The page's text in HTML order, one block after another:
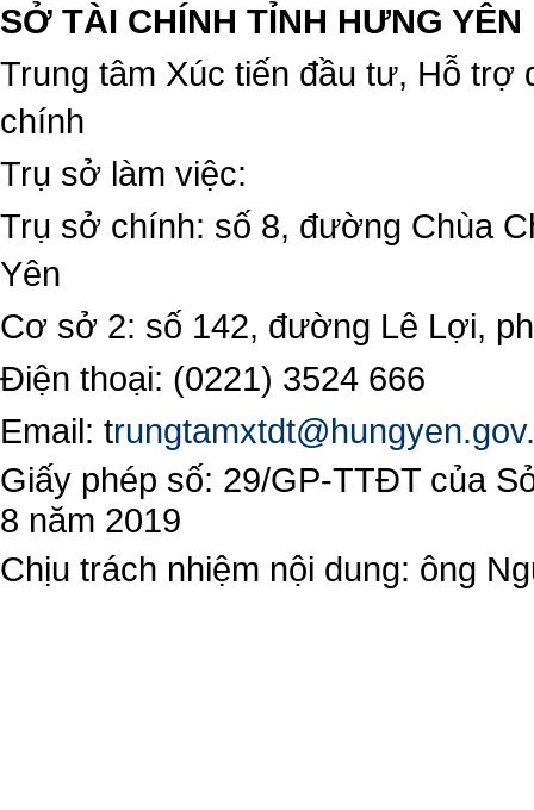
SỞ TÀI CHÍNH TỈNH HƯNG YÊN
Trung tâm Xúc tiến đầu tư, Hỗ trợ
chính
Trụ sở làm việc:
Trụ sở chính: số 8, đường Chùa
Yên
Cơ sở 2: số 142, đường Lê Lợi,
Điện thoại: (0221) 3524 666
Email: t
Giấy phép số: 29/GP-TTĐT của
8 năm 2019
Chịu trách nhiệm nội dung: ông